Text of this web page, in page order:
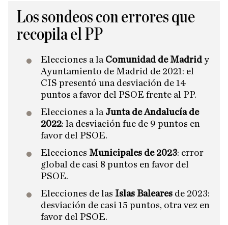
Los sondeos con errores que
recopila el PP
Elecciones a laComunidad de Madridy
Ayuntamiento de Madrid de 2021: el
CIS presentó una desviación de 14
puntos a favor del PSOE frente al PP.
Elecciones a laJunta de Andalucía de
2022: la desviación fue de 9 puntos en
favor del PSOE.
Elecciones Municipales de 2023: error
global de casi 8 puntos en favor del
PSOE.
Elecciones de las Islas Baleares de 2023:
desviación de casi 15 puntos, otra vez en
favor del PSOE.